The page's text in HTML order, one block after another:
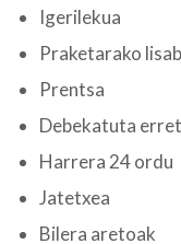
Igerilekua
Praketarako
Prentsa
Debekatuta
Harrera 24 ordu
Jatetxea
Bilera aretoak